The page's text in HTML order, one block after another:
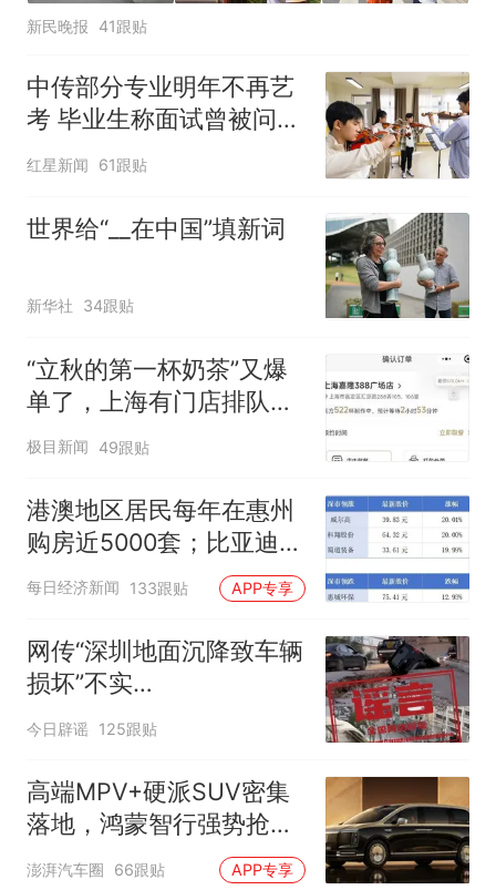
新民晚报 41跟贴
中传部分专业明年不再艺
考 毕业生称面试曾被问
“如何策划晚会” 专家：遏
红星新闻 61跟贴
世界给“__在中国”填新词
新华社 34跟贴
“立秋的第一杯奶茶”又爆
单了，上海有门店排队超
500杯，店员：今天奶茶
店都很忙，要等2个多小
时
极目新闻 49跟贴
港澳地区居民每年在惠州
购房近5000套；比亚迪销
量跻身全球车企第六丨大
湾区财经早参
每日经济新闻 133跟贴 APP专享
网传“深圳地面沉降致车辆
损坏”不实
（2026·08·06）
今日辟谣 125跟贴
高端MPV+硬派SUV密集
落地，鸿蒙智行强势抢占
自主高端市场制高点
澎湃汽车圈 66跟贴 APP专享